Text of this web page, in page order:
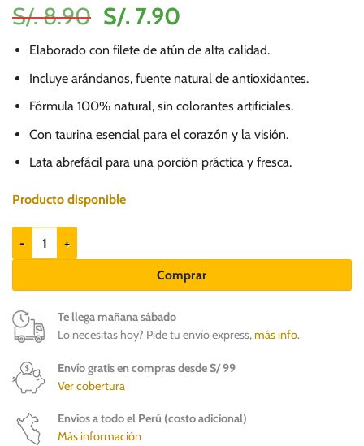
S/.8.90 El
precio
original
era:
S/.
8.90.
S/. 7.90El
precio
actual
es:
S/.
7.90.
Elaborado con filete de atún de alta calidad.
Incluye arándanos, fuente natural de antioxidantes.
Fórmula 100% natural, sin colorantes artificiales.
Con taurina esencial para el corazón y la visión.
Lata abrefácil para una porción práctica y fresca.
Producto disponible
Origens Filete de atún con arándanos 85gr - Alimento para gatos
Comprar
Te llega mañana sábado
Lo necesitas hoy? Pide tu envío express,más info.
Envío gratis en compras desde S/ 99
Ver cobertura
Envíos a todo el Perú (costo adicional)
Más información